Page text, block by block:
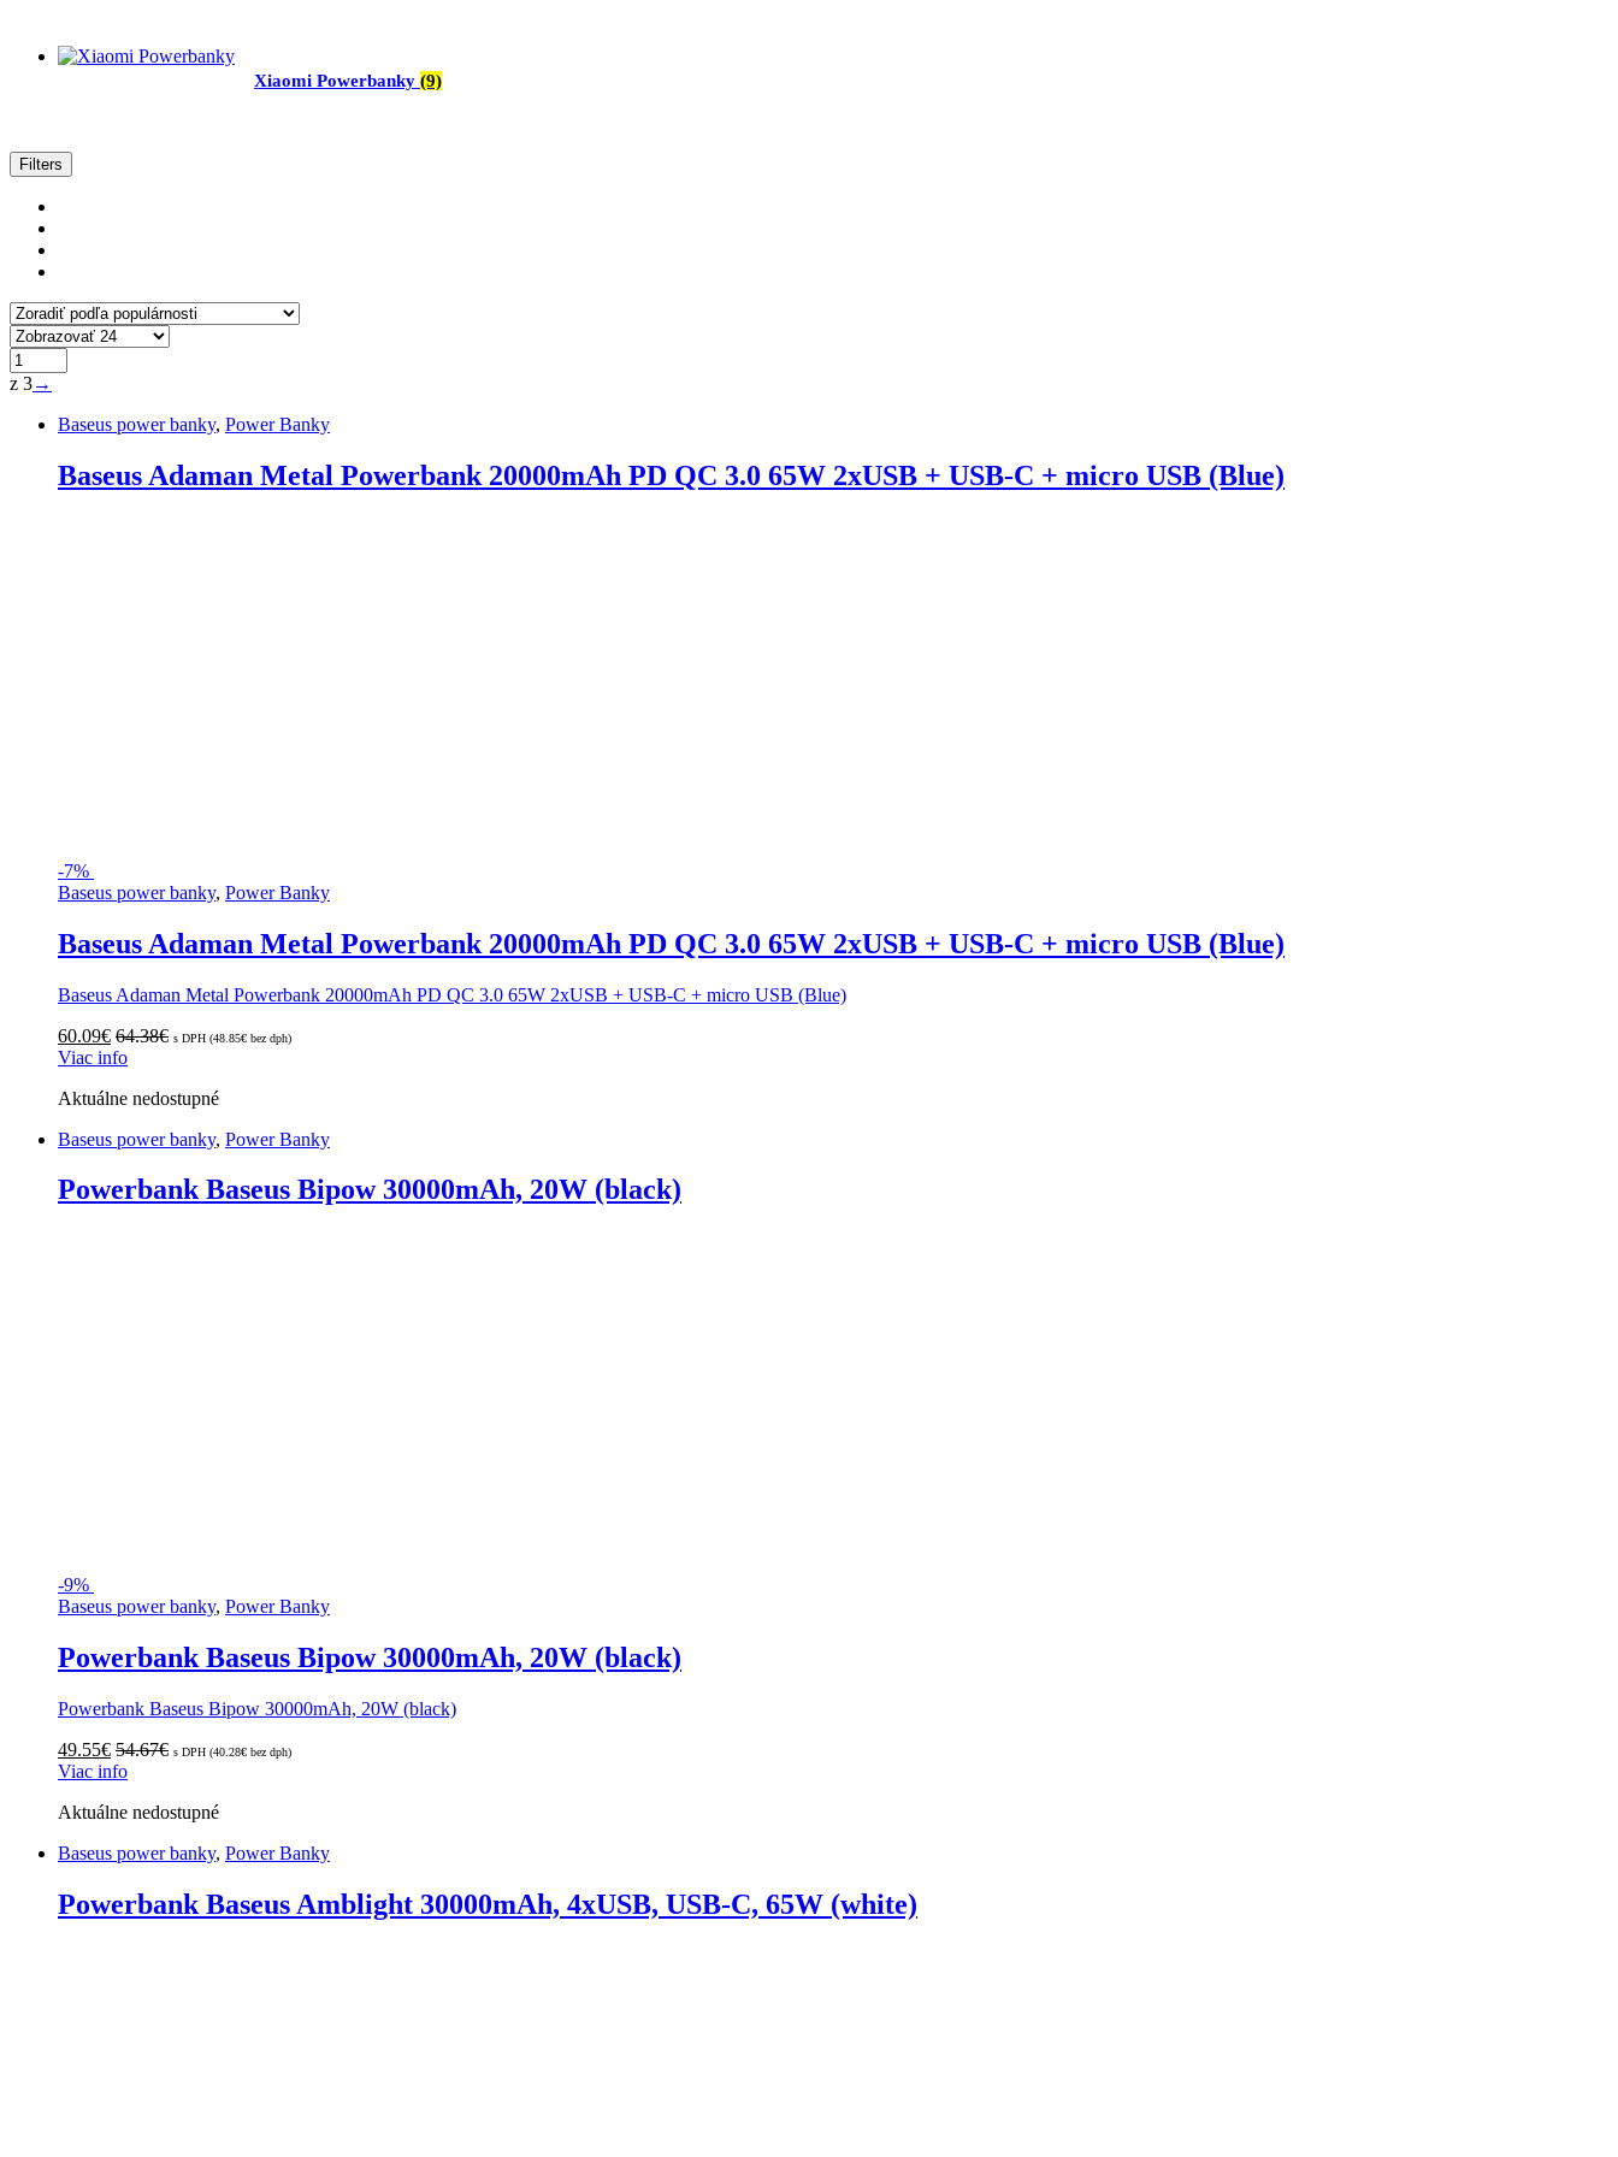
Xiaomi Powerbanky (9)
Zoradené
podľa
popularity
Filters
z 3→
Baseus power banky, Power Banky
Baseus Adaman Metal Powerbank 20000mAh PD QC 3.0 65W 2xUSB + USB-C + micro USB (Blue)
-7%
Baseus power banky, Power Banky
Baseus Adaman Metal Powerbank 20000mAh PD QC 3.0 65W 2xUSB + USB-C + micro USB (Blue)
Baseus Adaman Metal Powerbank 20000mAh PD QC 3.0 65W 2xUSB + USB-C + micro USB (Blue)
60.09€ 64.38€ s DPH (48.85€ bez dph)
Viac info
Aktuálne nedostupné
Baseus power banky, Power Banky
Powerbank Baseus Bipow 30000mAh, 20W (black)
-9%
Baseus power banky, Power Banky
Powerbank Baseus Bipow 30000mAh, 20W (black)
Powerbank Baseus Bipow 30000mAh, 20W (black)
49.55€ 54.67€ s DPH (40.28€ bez dph)
Viac info
Aktuálne nedostupné
Baseus power banky, Power Banky
Powerbank Baseus Amblight 30000mAh, 4xUSB, USB-C, 65W (white)